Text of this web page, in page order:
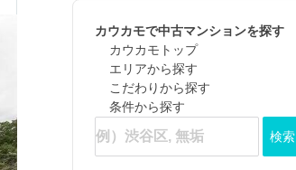
カウカモで中古マンションを探す
カウカモトップ
エリアから探す
こだわりから探す
条件から探す
検索